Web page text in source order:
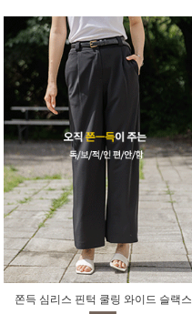
쫀득 심리스 핀턱 쿨링 와이드 슬랙스